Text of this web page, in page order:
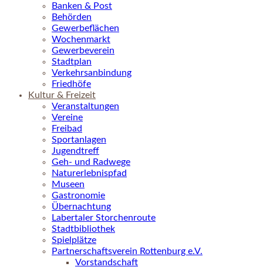
Banken & Post
Behörden
Gewerbeflächen
Wochenmarkt
Gewerbeverein
Stadtplan
Verkehrsanbindung
Friedhöfe
Kultur & Freizeit
Veranstaltungen
Vereine
Freibad
Sportanlagen
Jugendtreff
Geh- und Radwege
Naturerlebnispfad
Museen
Gastronomie
Übernachtung
Labertaler Storchenroute
Stadtbibliothek
Spielplätze
Partnerschaftsverein Rottenburg e.V.
Vorstandschaft